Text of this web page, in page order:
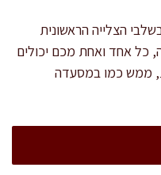
הצלייה הראשונית
כל אחד ואחת מכם יכולים
ממש כמו במסעדה